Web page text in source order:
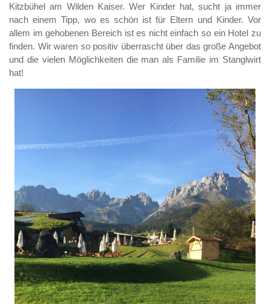
Kitzbühel am Wilden Kaiser. Wer Kinder hat, sucht ja immer
nach einem Tipp, wo es schön ist für Eltern und Kinder. Vor
allem im gehobenen Bereich ist es nicht einfach so ein Hotel zu
finden. Wir waren so positiv überrascht über das große Angebot
und die vielen Möglichkeiten die man als Familie im Stanglwirt
hat!